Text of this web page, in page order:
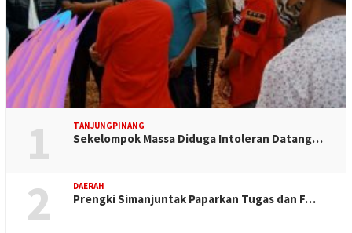
1 TANJUNGPINANG
Sekelompok Massa Diduga Intoleran Datang…
2 DAERAH
Prengki Simanjuntak Paparkan Tugas dan F…